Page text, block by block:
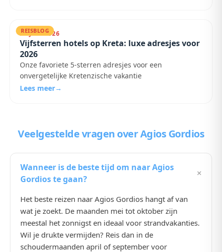
REISBLOG
22 JULI 2026
Vijfsterren hotels op Kreta: luxe adresjes voor
2026
Onze favoriete 5-sterren adresjes voor een
onvergetelijke Kretenzische vakantie
Lees meer→
Veelgestelde vragen over Agios Gordios
Wanneer is de beste tijd om naar Agios
Gordios te gaan?
+
Het beste reizen naar Agios Gordios hangt af van
wat je zoekt. De maanden mei tot oktober zijn
meestal het zonnigst en ideaal voor strandvakanties.
Wil je drukte vermijden? Reis dan in de
schoudermaanden april of september voor